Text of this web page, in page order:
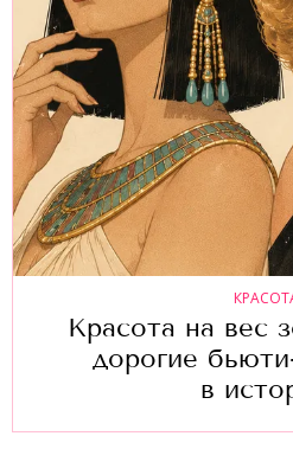
Красота на вес
дорогие
в